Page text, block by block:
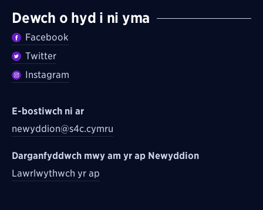
Dewch o hyd i ni yma
Facebook
Twitter
Instagram
E-bostiwch ni ar
newyddion@s4c.cymru
Darganfyddwch mwy am yr ap Newyddion
Lawrlwythwch yr ap